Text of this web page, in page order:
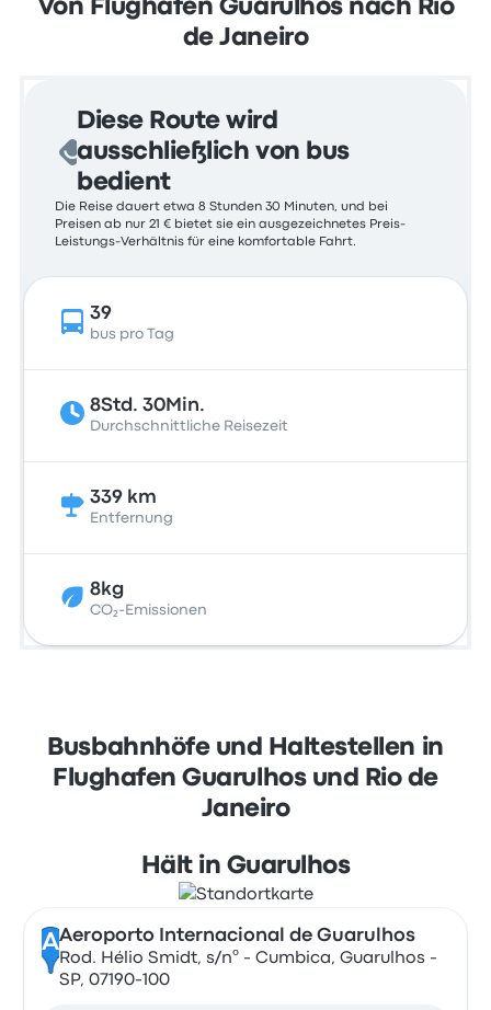
Von Flughafen Guarulhos nach Rio
de Janeiro
Diese Route wird
ausschließlich von bus
bedient
Die Reise dauert etwa 8 Stunden 30 Minuten, und bei
Preisen ab nur 21 € bietet sie ein ausgezeichnetes Preis-
Leistungs-Verhältnis für eine komfortable Fahrt.
39
bus pro Tag
8Std. 30Min.
Durchschnittliche Reisezeit
339 km
Entfernung
8kg
CO₂-Emissionen
Busbahnhöfe und Haltestellen in
Flughafen Guarulhos und Rio de
Janeiro
Hält in Guarulhos
AAeroporto Internacional de Guarulhos
Rod. Hélio Smidt, s/nº - Cumbica, Guarulhos -
SP, 07190-100